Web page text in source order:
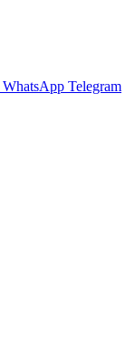
WhatsApp Telegram